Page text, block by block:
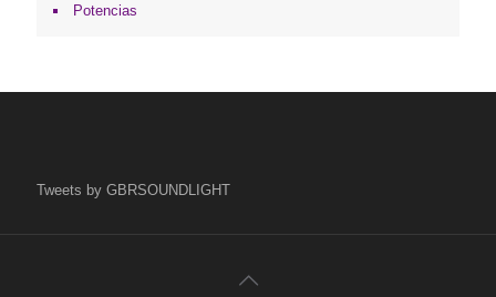
Potencias
Tweets by GBRSOUNDLIGHT